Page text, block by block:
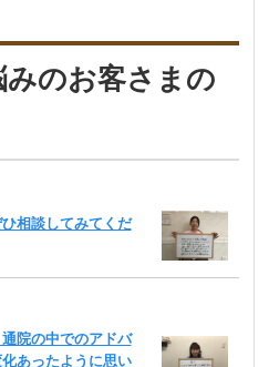
みのお客さまの
相談してみてくだ
院の中でのアドバ
あったように思い